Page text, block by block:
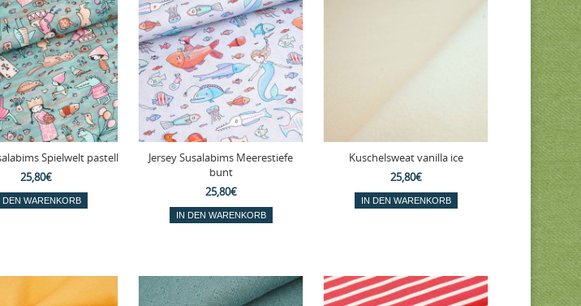
Spielwelt pastell
25,80€
Jersey Susalabims Meerestiefe
bunt
25,80€
Kuschelsweat vanilla ice
25,80€